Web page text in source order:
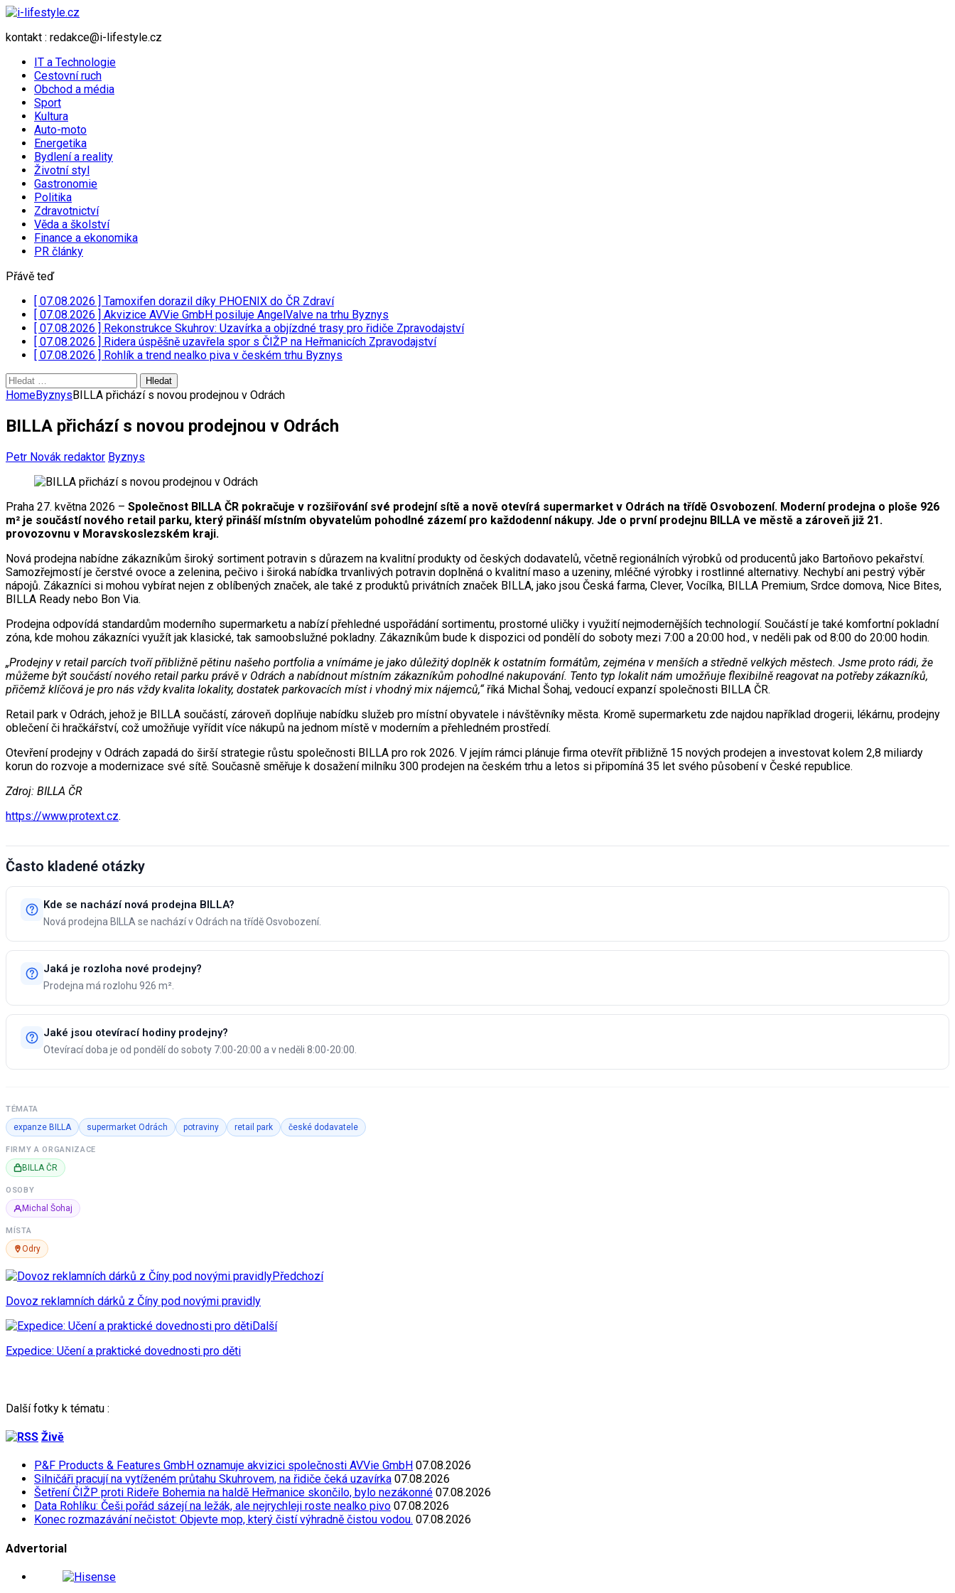
kontakt : redakce@i-lifestyle.cz
IT a Technologie
Cestovní ruch
Obchod a média
Sport
Kultura
Auto-moto
Energetika
Bydlení a reality
Životní styl
Gastronomie
Politika
Zdravotnictví
Věda a školství
Finance a ekonomika
PR články
Přávě teď
[ 07.08.2026 ] Tamoxifen dorazil díky PHOENIX do ČR Zdraví
[ 07.08.2026 ] Akvizice AVVie GmbH posiluje AngelValve na trhu Byznys
[ 07.08.2026 ] Rekonstrukce Skuhrov: Uzavírka a objízdné trasy pro řidiče Zpravodajství
[ 07.08.2026 ] Ridera úspěšně uzavřela spor s ČIŽP na Heřmanicích Zpravodajství
[ 07.08.2026 ] Rohlík a trend nealko piva v českém trhu Byznys
Vyhledávání
HomeByznysBILLA přichází s novou prodejnou v Odrách
BILLA přichází s novou prodejnou v Odrách
Petr Novák redaktor Byznys
Praha 27. května 2026 – Společnost BILLA ČR pokračuje v rozšiřování své prodejní sítě a nově otevírá supermarket v Odrách na třídě Osvobození. Moderní prodejna o ploše 926
m² je součástí nového retail parku, který přináší místním obyvatelům pohodlné zázemí pro každodenní nákupy. Jde o první prodejnu BILLA ve městě a zároveň již 21.
provozovnu v Moravskoslezském kraji.
Nová prodejna nabídne zákazníkům široký sortiment potravin s důrazem na kvalitní produkty od českých dodavatelů, včetně regionálních výrobků od producentů jako Bartoňovo pekařství.
Samozřejmostí je čerstvé ovoce a zelenina, pečivo i široká nabídka trvanlivých potravin doplněná o kvalitní maso a uzeniny, mléčné výrobky i rostlinné alternativy. Nechybí ani pestrý výběr
nápojů. Zákazníci si mohou vybírat nejen z oblíbených značek, ale také z produktů privátních značek BILLA, jako jsou Česká farma, Clever, Vocílka, BILLA Premium, Srdce domova, Nice Bites,
BILLA Ready nebo Bon Via.
Prodejna odpovídá standardům moderního supermarketu a nabízí přehledné uspořádání sortimentu, prostorné uličky i využití nejmodernějších technologií. Součástí je také komfortní pokladní
zóna, kde mohou zákazníci využít jak klasické, tak samoobslužné pokladny. Zákazníkům bude k dispozici od pondělí do soboty mezi 7:00 a 20:00 hod., v neděli pak od 8:00 do 20:00 hodin.
„Prodejny v retail parcích tvoří přibližně pětinu našeho portfolia a vnímáme je jako důležitý doplněk k ostatním formátům, zejména v menších a středně velkých městech. Jsme proto rádi, že
můžeme být součástí nového retail parku právě v Odrách a nabídnout místním zákazníkům pohodlné nakupování. Tento typ lokalit nám umožňuje flexibilně reagovat na potřeby zákazníků,
přičemž klíčová je pro nás vždy kvalita lokality, dostatek parkovacích míst i vhodný mix nájemců,“říká Michal Šohaj, vedoucí expanzí společnosti BILLA ČR.
Retail park v Odrách, jehož je BILLA součástí, zároveň doplňuje nabídku služeb pro místní obyvatele i návštěvníky města. Kromě supermarketu zde najdou například drogerii, lékárnu, prodejny
oblečení či hračkářství, což umožňuje vyřídit více nákupů na jednom místě v moderním a přehledném prostředí.
Otevření prodejny v Odrách zapadá do širší strategie růstu společnosti BILLA pro rok 2026. V jejím rámci plánuje firma otevřít přibližně 15 nových prodejen a investovat kolem 2,8 miliardy
korun do rozvoje a modernizace své sítě. Současně směřuje k dosažení milníku 300 prodejen na českém trhu a letos si připomíná 35 let svého působení v České republice.
Zdroj: BILLA ČR
https://www.protext.cz.
Často kladené otázky
Kde se nachází nová prodejna BILLA?
Nová prodejna BILLA se nachází v Odrách na třídě Osvobození.
Jaká je rozloha nové prodejny?
Prodejna má rozlohu 926 m².
Jaké jsou otevírací hodiny prodejny?
Otevírací doba je od pondělí do soboty 7:00-20:00 a v neděli 8:00-20:00.
TÉMATA
expanze BILLA supermarket Odrách potraviny retail park české dodavatele
FIRMY A ORGANIZACE
BILLA ČR
OSOBY
Michal Šohaj
MÍSTA
Odry
Předchozí
Dovoz reklamních dárků z Číny pod novými pravidly
Další
Expedice: Učení a praktické dovednosti pro děti
Další fotky k tématu :
Živě
P&F Products & Features GmbH oznamuje akvizici společnosti AVVie GmbH 07.08.2026
Silničáři pracují na vytíženém průtahu Skuhrovem, na řidiče čeká uzavírka 07.08.2026
Šetření ČIŽP proti Rideře Bohemia na haldě Heřmanice skončilo, bylo nezákonné 07.08.2026
Data Rohlíku: Češi pořád sázejí na ležák, ale nejrychleji roste nealko pivo 07.08.2026
Konec rozmazávání nečistot: Objevte mop, který čistí výhradně čistou vodou. 07.08.2026
Advertorial